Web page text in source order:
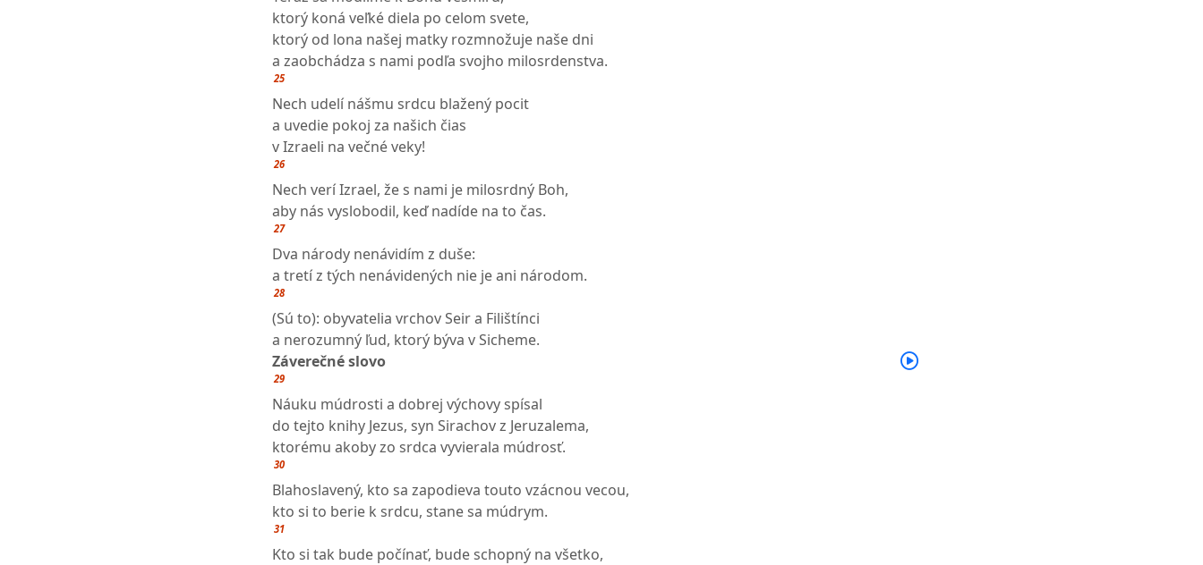
ktorý koná veľké diela po celom svete,
ktorý od lona našej matky rozmnožuje naše dni
a zaobchádza s nami podľa svojho milosrdenstva.
25
Nech udelí nášmu srdcu blažený pocit
a uvedie pokoj za našich čias
v Izraeli na večné veky!
26
Nech verí Izrael, že s nami je milosrdný Boh,
aby nás vyslobodil, keď nadíde na to čas.
27
Dva národy nenávidím z duše:
a tretí z tých nenávidených nie je ani národom.
28
(Sú to): obyvatelia vrchov Seir a Filištínci
a nerozumný ľud, ktorý býva v Sicheme.
Záverečné slovo
29
Náuku múdrosti a dobrej výchovy spísal
do tejto knihy Jezus, syn Sirachov z Jeruzalema,
ktorému akoby zo srdca vyvierala múdrosť.
30
Blahoslavený, kto sa zapodieva touto vzácnou vecou,
kto si to berie k srdcu, stane sa múdrym.
31
Kto si tak bude počínať, bude schopný na všetko,